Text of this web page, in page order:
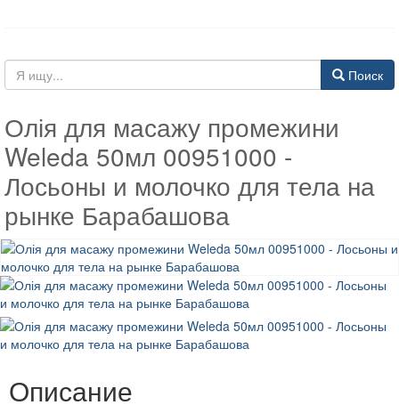
Поиск
Олія для масажу промежини
Weleda 50мл 00951000 -
Лосьоны и молочко для тела на
рынке Барабашова
Описание